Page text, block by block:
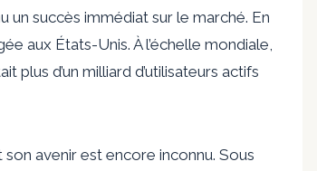
un succès immédiat sur le marché. En
aux États-Unis. À l’échelle mondiale,
d’un milliard d’utilisateurs actifs
avenir est encore inconnu. Sous